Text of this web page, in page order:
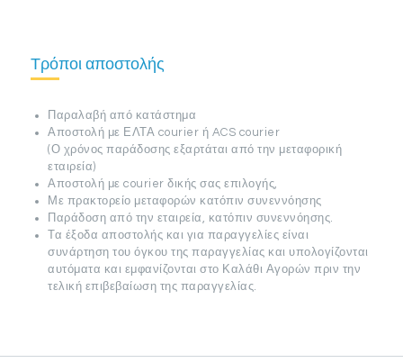
Τρόποι αποστολής
Παραλαβή από κατάστημα
Αποστολή με ΕΛΤΑ courier ή ACS courier
(Ο χρόνος παράδοσης εξαρτάται από την μεταφορική
εταιρεία)
Αποστολή με courier δικής σας επιλογής,
Με πρακτορείο μεταφορών κατόπιν συνεννόησης
Παράδοση από την εταιρεία, κατόπιν συνεννόησης.
Τα έξοδα αποστολής και για παραγγελίες είναι
συνάρτηση του όγκου της παραγγελίας και υπολογίζονται
αυτόματα και εμφανίζονται στο Καλάθι Αγορών πριν την
τελική επιβεβαίωση της παραγγελίας.